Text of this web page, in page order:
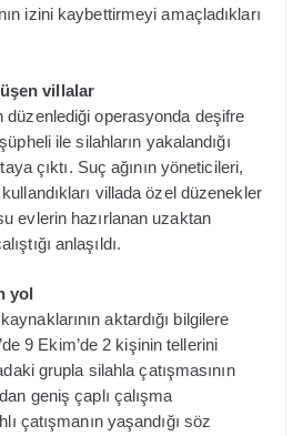
izini kaybettirmeyi amaçladıkları
villalar
düzenlediği operasyonda deşifre
ile silahların yakalandığı
çıktı. Suç ağının yöneticileri,
villada özel düzenekler
evlerin hazırlanan uzaktan
anlaşıldı.
yol
aktardığı bilgilere
9 Ekim’de 2 kişinin tellerini
grupla silahla çatışmasının
geniş çaplı çalışma
çatışmanın yaşandığı söz